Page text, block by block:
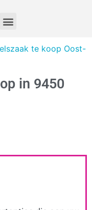
te koop Oost-
in 9450